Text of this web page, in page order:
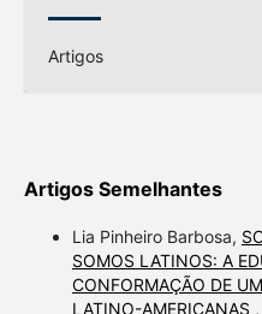
Artigos
Artigos Semelhantes
Lia Pinheiro Barbosa,
SOMOS LATINOS: A
CONFORMAÇÃO DE
LATINO-AMERICANAS ,